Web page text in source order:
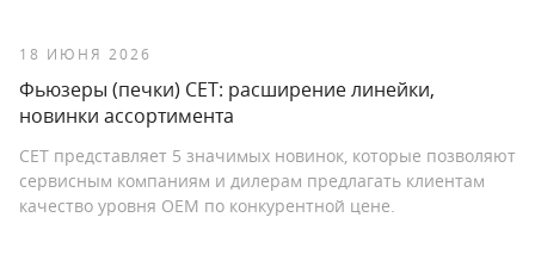
18 ИЮНЯ 2026
Фьюзеры (печки) СЕТ: расширение линейки,
новинки ассортимента
СЕТ представляет 5 значимых новинок, которые позволяют
сервисным компаниям и дилерам предлагать клиентам
качество уровня OEM по конкурентной цене.